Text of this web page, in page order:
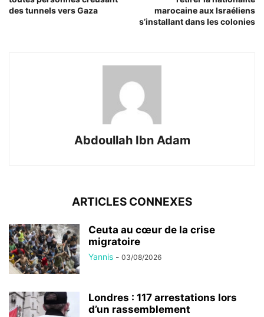
des tunnels vers Gaza
marocaine aux Israéliens
s’installant dans les colonies
Abdoullah Ibn Adam
ARTICLES CONNEXES
Ceuta au cœur de la crise
migratoire
Yannis - 03/08/2026
Londres : 117 arrestations lors
d’un rassemblement